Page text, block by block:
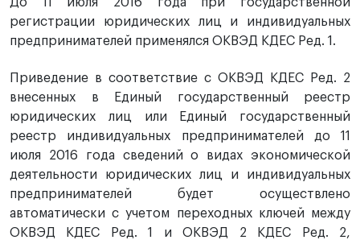
регистрации юридических лиц и индивидуальных
предпринимателей применялся ОКВЭД КДЕС Ред. 1.
Приведение в соответствие с ОКВЭД КДЕС Ред. 2
внесенных в Единый государственный реестр
юридических лиц или Единый государственный
реестр индивидуальных предпринимателей до 11
июля 2016 года сведений о видах экономической
деятельности юридических лиц и индивидуальных
предпринимателей будет осуществлено
автоматически с учетом переходных ключей между
ОКВЭД КДЕС Ред. 1 и ОКВЭД 2 КДЕС Ред. 2,